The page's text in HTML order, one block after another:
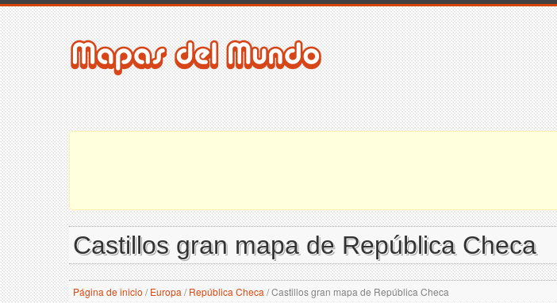
Castillos gran mapa de República Checa
Página de inicio / Europa / República Checa /Castillos gran mapa de República Checa